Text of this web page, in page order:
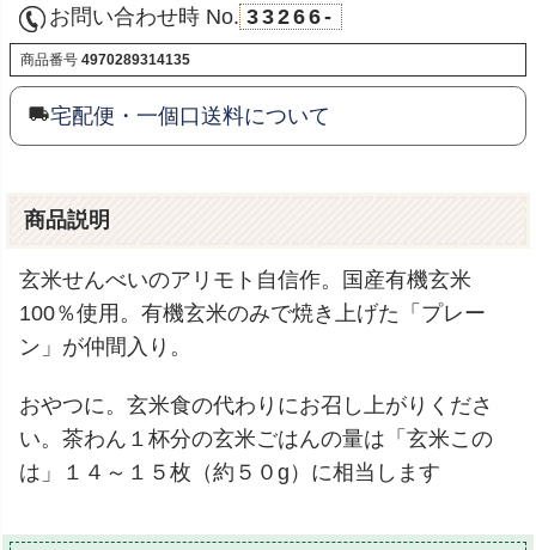
お問い合わせ時 No. 33266-
商品番号 4970289314135
宅配便・一個口送料について
商品説明
玄米せんべいのアリモト自信作。国産有機玄米
100％使用。有機玄米のみで焼き上げた「プレー
ン」が仲間入り。
おやつに。玄米食の代わりにお召し上がりくださ
い。茶わん１杯分の玄米ごはんの量は「玄米この
は」１４～１５枚（約５０g）に相当します